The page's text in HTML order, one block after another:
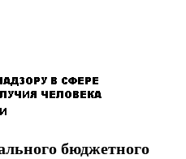
бюджетного